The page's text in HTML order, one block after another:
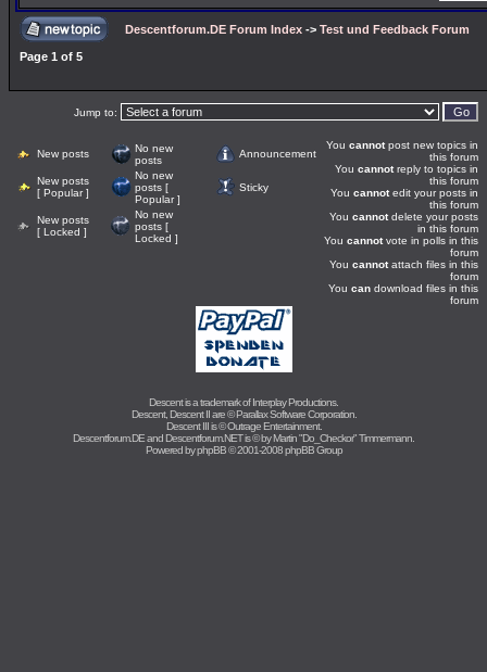
Descentforum.DE Forum Index -> Test und Feedback Forum
Page 1 of 5
Jump to:
New posts
No new
posts
Announcement
New posts
[ Popular ]
No new
posts [
Popular ]
Sticky
New posts
[ Locked ]
No new
posts [
Locked ]
You cannotpost new topics in
this forum
You cannotreply to topics in
this forum
You cannotedit your posts in
this forum
You cannotdelete your posts
in this forum
You cannotvote in polls in this
forum
You cannotattach files in this
forum
You can download files in this
forum
Descent is a trademark ofInterplay Productions.
Descent, Descent II are ©Parallax Software Corporation.
Descent III is ©Outrage Entertainment.
Descentforum.DE and Descentforum.NET is © byMartin "Do_Checkor" Timmermann
Powered byphpBB© 2001-2008 phpBB Group